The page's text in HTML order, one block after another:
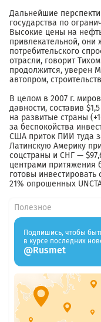
Дальнейшие
государства по
Высокие цены на
привлекательной,
потребительского
отрасли, говорит
продолжится, уверен
автопром,
В целом в 2007 г.
давности, составив
на развитые страны
за беспокойства
США приток ПИИ туда
Латинскую Америку
соцстраны и СНГ —
центрами притяжения
готовы инвестировать
21% опрошенных
Полезное
Подпишись, чтобы
в курсе последних
@Rusmet